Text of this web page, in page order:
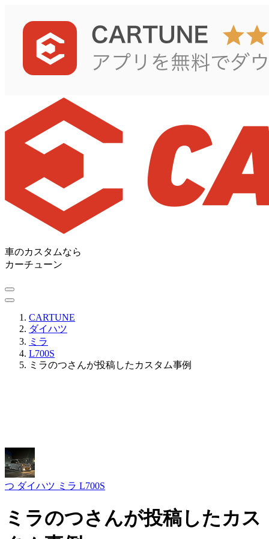
車のカスタムなら
カーチューン
CARTUNE
ダイハツ
ミラ
L700S
ミラのつさんが投稿したカスタム事例
つ ダイハツ ミラ L700S
ミラのつさんが投稿したカス